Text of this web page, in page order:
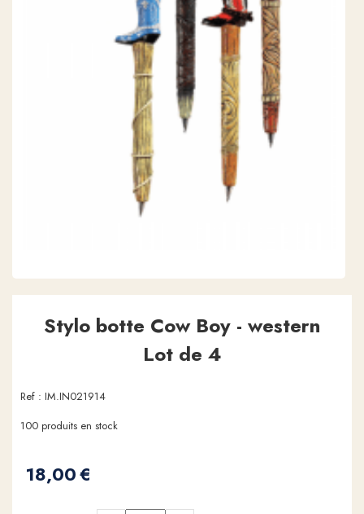
Stylo botte Cow Boy - western
Lot de 4
Ref : IM.IN021914
18,00€
100 produits en stock